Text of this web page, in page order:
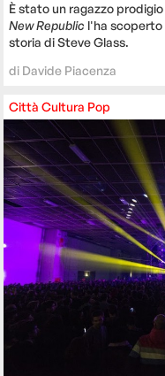
È stato un ragazzo
New Republic l'ha
storia di Steve Glass.
di Davide Piacenza
Città Cultura Pop